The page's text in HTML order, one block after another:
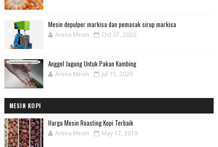
Mesin depulper markisa dan pemasak sirup markisa
Arena Mesin Oct 07, 2020
Anggel Jagung Untuk Pakan Kambing
Arena Mesin Jul 15, 2020
MESIN KOPI
Harga Mesin Roasting Kopi Terbaik
Arena Mesin May 17, 2019